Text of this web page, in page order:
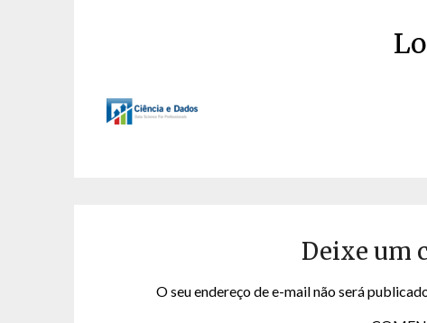
Deixe um
O seu endereço de e-mail não será